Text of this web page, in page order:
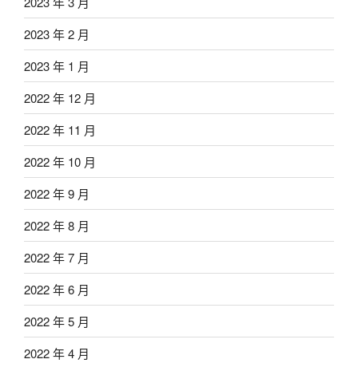
2023 年 2 月
2023 年 1 月
2022 年 12 月
2022 年 11 月
2022 年 10 月
2022 年 9 月
2022 年 8 月
2022 年 7 月
2022 年 6 月
2022 年 5 月
2022 年 4 月